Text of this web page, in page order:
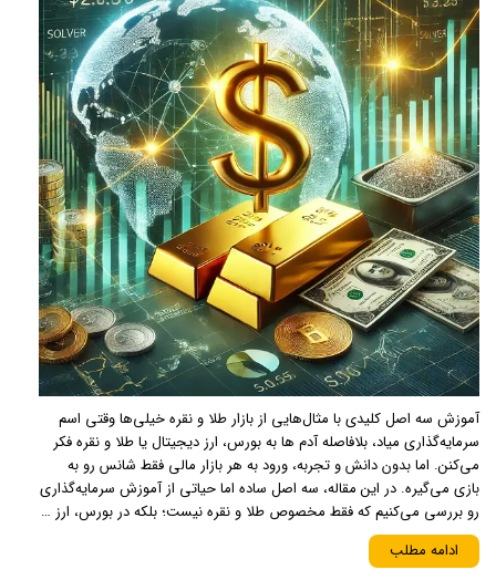
آموزش سه اصل کلیدی با مثال‌هایی از بازار طلا و نقره خیلی‌ها وقتی اسم
سرمایه‌گذاری میاد، بلافاصله آدم ها به بورس، ارز دیجیتال یا طلا و نقره فکر
می‌کنن. اما بدون دانش و تجربه، ورود به هر بازار مالی فقط شانس رو به
بازی می‌گیره. در این مقاله، سه اصل ساده اما حیاتی از آموزش سرمایه‌گذاری
رو بررسی می‌کنیم که فقط مخصوص طلا و نقره نیست؛ بلکه در بورس، ارز …
ادامه مطلب